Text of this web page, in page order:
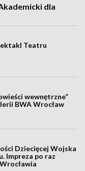
dla
Teatru
wewnętrzne”
BWA Wrocław
Dziecięcej Wojska
Impreza po raz